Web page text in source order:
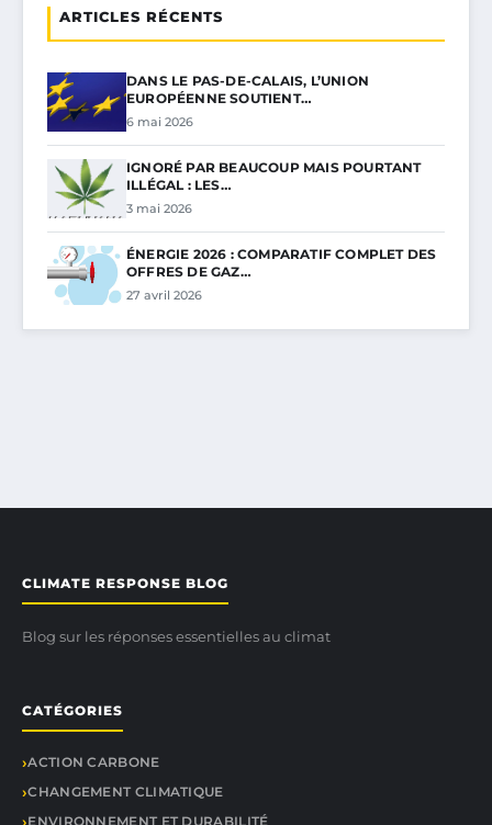
ARTICLES RÉCENTS
DANS LE PAS-DE-CALAIS, L’UNION
EUROPÉENNE SOUTIENT…
6 mai 2026
IGNORÉ PAR BEAUCOUP MAIS POURTANT
ILLÉGAL : LES…
3 mai 2026
ÉNERGIE 2026 : COMPARATIF COMPLET DES
OFFRES DE GAZ…
27 avril 2026
CLIMATE RESPONSE BLOG
Blog sur les réponses essentielles au climat
CATÉGORIES
ACTION CARBONE
CHANGEMENT CLIMATIQUE
ENVIRONNEMENT ET DURABILITÉ